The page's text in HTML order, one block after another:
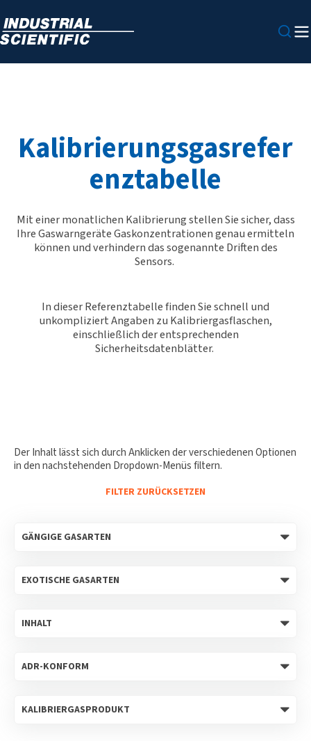
Kalibrierungsgasrefer
enztabelle
Mit einer monatlichen Kalibrierung stellen Sie sicher, dass
Ihre Gaswarngeräte Gaskonzentrationen genau ermitteln
können und verhindern das sogenannte Driften des
Sensors.
In dieser Referenztabelle finden Sie schnell und
unkompliziert Angaben zu Kalibriergasflaschen,
einschließlich der entsprechenden
Sicherheitsdatenblätter.
Der Inhalt lässt sich durch Anklicken der verschiedenen Optionen
in den nachstehenden Dropdown-Menüs filtern.
FILTER ZURÜCKSETZEN